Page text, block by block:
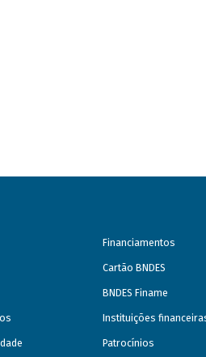
Financiamentos
Cartão BNDES
BNDES Finame
Instituições
Patrocínios